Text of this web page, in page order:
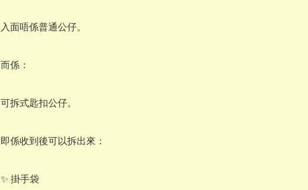
入面唔係普通公仔。
而係：
可拆式匙扣公仔。
即係收到後可以拆出來：
✨ 掛手袋